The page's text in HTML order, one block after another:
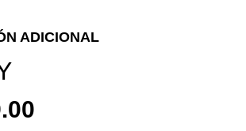
ADICIONAL